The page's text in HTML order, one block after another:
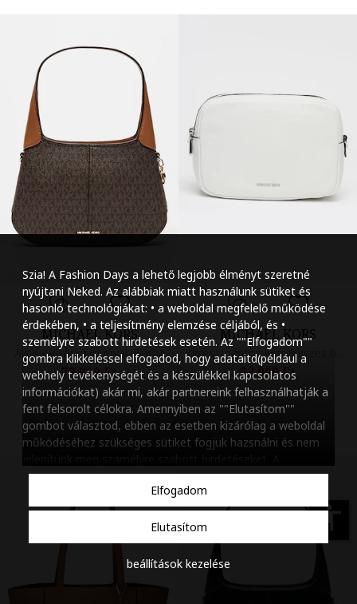
Szia! A Fashion Days a lehető legjobb élményt szeretné
nyújtani Neked. Az alábbiak miatt használunk sütiket és
hasonló technológiákat: • a weboldal megfelelő működése
érdekében, • a teljesítmény elemzése céljából, és •
személyre szabott hirdetések esetén. Az ""Elfogadom""
gombra klikkeléssel elfogadod, hogy adataitd(például a
webhely tevékenységét és a készülékkel kapcsolatos
információkat) akár mi, akár partnereink felhasználhatják a
fent felsorolt célokra. Amennyiben az ""Elutasítom""
gombot választod, ebben az esetben kizárólag a weboldal
működéséhez szükséges sütiket fogjuk hazsnálni és nem
beállításaidat bármikor módosíthatod, a ""Beállítások
kezelése"" gombra kattintva. Tudj meg többet
szabályzatunkról.
Elfogadom
Elutasítom
beállítások kezelése
MICHAEL KORS
Alice válltáska logóval, Barna
73.999 Ft
MICHAEL KORS
73.999 Ft
accessibility
Szöveg méretének
Szóköz növelése
Szóköz csökkentése
Sortávolság
Sortávolság
Színek invertálása
Szürke
Nagy kurzor